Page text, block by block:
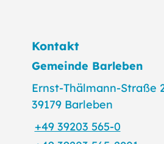
Kontakt
Gemeinde Barleben
Ernst-Thälmann-Straße
39179 Barleben
+49 39203 565-0